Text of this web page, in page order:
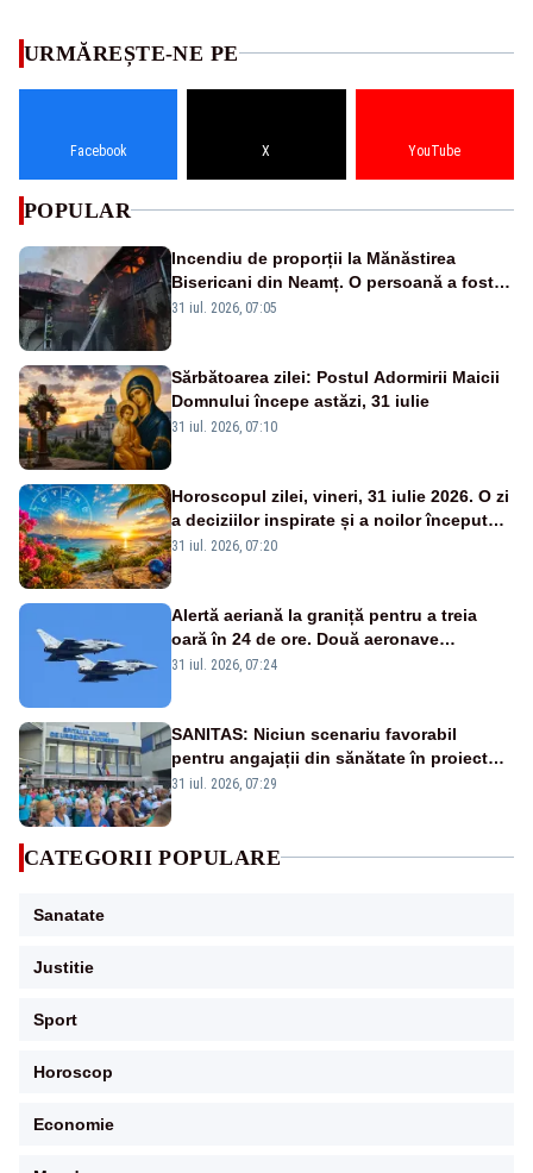
URMĂREȘTE-NE PE
Facebook X YouTube
POPULAR
Incendiu de proporții la Mănăstirea
Bisericani din Neamț. O persoană a fost
găsită carbonizată - FOTO/ VIDEO
31 iul. 2026, 07:05
Sărbătoarea zilei: Postul Adormirii Maicii
Domnului începe astăzi, 31 iulie
31 iul. 2026, 07:10
Horoscopul zilei, vineri, 31 iulie 2026. O zi
a deciziilor inspirate și a noilor începuturi.
Vezi zodiile vizate
31 iul. 2026, 07:20
Alertă aeriană la graniță pentru a treia
oară în 24 de ore. Două aeronave
Eurofighter britanice au fost ridicate de la
31 iul. 2026, 07:24
SANITAS: Niciun scenariu favorabil
pentru angajații din sănătate în proiectul
Legii salarizării
31 iul. 2026, 07:29
CATEGORII POPULARE
Sanatate
Justitie
Sport
Horoscop
Economie